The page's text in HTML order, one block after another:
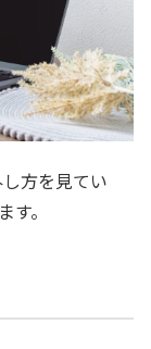
方を見てい
。